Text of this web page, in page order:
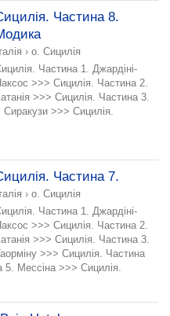
Частина 8.
› о. Сицилія
Частина 1. Джардіні-
>>> Сицилія. Частина 2.
>>> Сицилія. Частина 3.
>>> Сицилія.
Частина 7.
› о. Сицилія
Частина 1. Джардіні-
>>> Сицилія. Частина 2.
>>> Сицилія. Частина 3.
>>> Сицилія. Частина
Мессіна >>> Сицилія.